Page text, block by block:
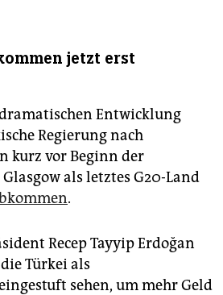
jetzt erst
Entwicklung
Regierung nach
kurz vor Beginn der
als letztes G20-Land
.
Recep Tayyip Erdoğan
Türkei als
sehen, um mehr Geld